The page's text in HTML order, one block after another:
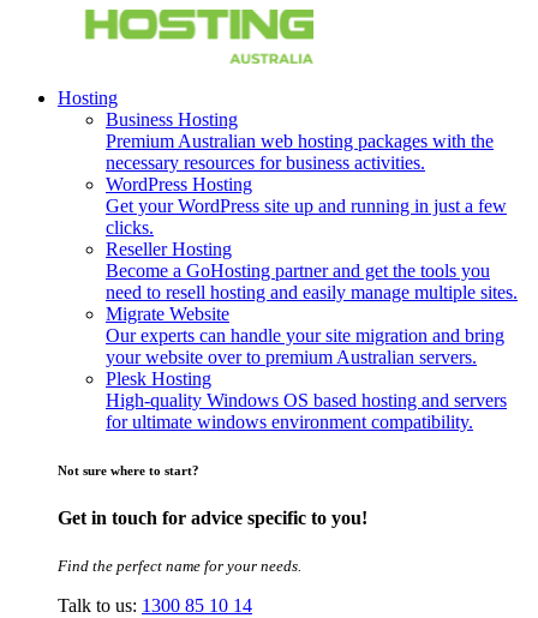
Hosting
Business Hosting
Premium Australian web hosting packages with the
necessary resources for business activities.
WordPress Hosting
Get your WordPress site up and running in just a few
clicks.
Reseller Hosting
Become a GoHosting partner and get the tools you
need to resell hosting and easily manage multiple sites.
Migrate Website
Our experts can handle your site migration and bring
your website over to premium Australian servers.
Plesk Hosting
High-quality Windows OS based hosting and servers
for ultimate windows environment compatibility.
Not sure where to start?
Get in touch for advice specific to you!
Find the perfect name for your needs.
Talk to us: 1300 85 10 14